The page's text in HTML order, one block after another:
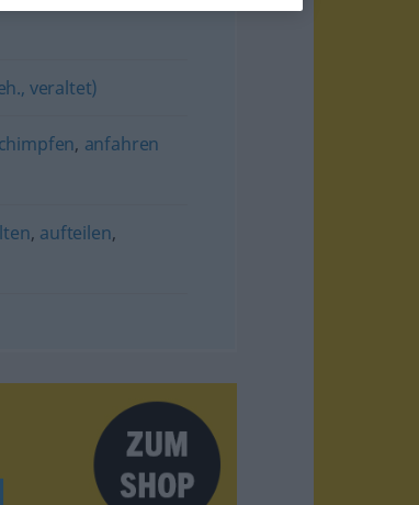
veraltet)
, anfahren
, aufteilen,